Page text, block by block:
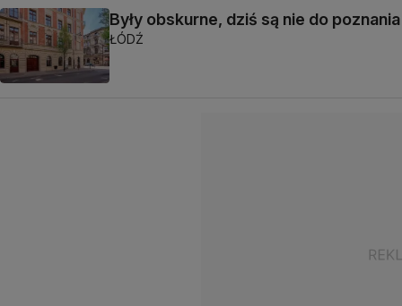
Były obskurne, dziś są nie do poznania
ŁÓDŹ